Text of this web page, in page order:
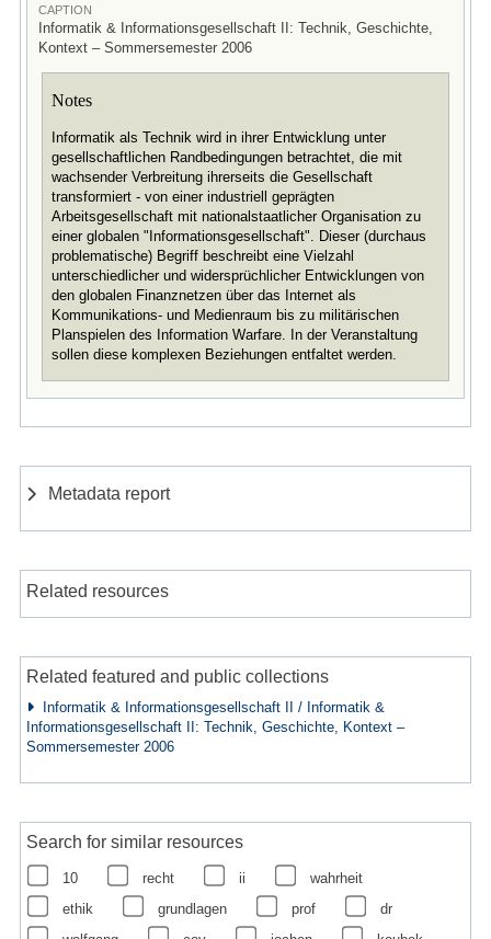
CAPTION
Informatik & Informationsgesellschaft II: Technik, Geschichte,
Kontext – Sommersemester 2006
Notes
Informatik als Technik wird in ihrer Entwicklung unter
gesellschaftlichen Randbedingungen betrachtet, die mit
wachsender Verbreitung ihrerseits die Gesellschaft
transformiert - von einer industriell geprägten
Arbeitsgesellschaft mit nationalstaatlicher Organisation zu
einer globalen "Informationsgesellschaft". Dieser (durchaus
problematische) Begriff beschreibt eine Vielzahl
unterschiedlicher und widersprüchlicher Entwicklungen von
den globalen Finanznetzen über das Internet als
Kommunikations- und Medienraum bis zu militärischen
Planspielen des Information Warfare. In der Veranstaltung
sollen diese komplexen Beziehungen entfaltet werden.
Metadata report
Related resources
Related featured and public collections
Informatik & Informationsgesellschaft II / Informatik &
Informationsgesellschaft II: Technik, Geschichte, Kontext –
Sommersemester 2006
Search for similar resources
10 recht ii
wahrheit
ethik
grundlagen prof
dr